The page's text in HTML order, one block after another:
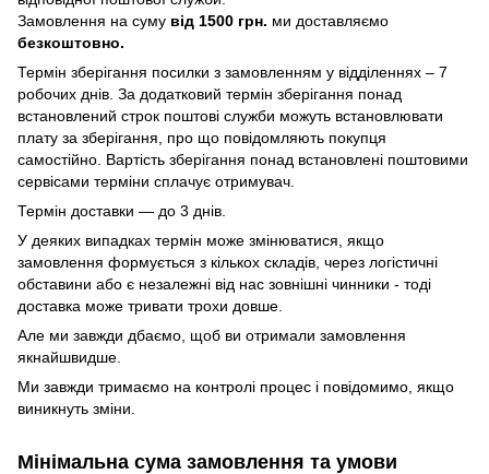
Замовлення на суму від 1500 грн. ми доставляємо
безкоштовно.
Термін зберігання посилки з замовленням у відділеннях – 7
робочих днів. За додатковий термін зберігання понад
встановлений строк поштові служби можуть встановлювати
плату за зберігання, про що повідомляють покупця
самостійно. Вартість зберігання понад вcтановлені поштовими
сервісами терміни сплачує отримувач.
Термін доставки — до 3 днів.
У деяких випадках термін може змінюватися, якщо
замовлення формується з кількох складів, через логістичні
обставини або є незалежні від нас зовнішні чинники - тоді
доставка може тривати трохи довше.
Але ми завжди дбаємо, щоб ви отримали замовлення
якнайшвидше.
Ми завжди тримаємо на контролі процес і повідомимо, якщо
виникнуть зміни.
Мінімальна сума замовлення та умови